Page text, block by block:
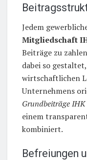
Jedem
Mitgliedschaft
Beiträge zu
dabei so
wirtschaftlichen
Unternehmens
Grundbeiträge IHK
einem
kombiniert.
Befreiungen